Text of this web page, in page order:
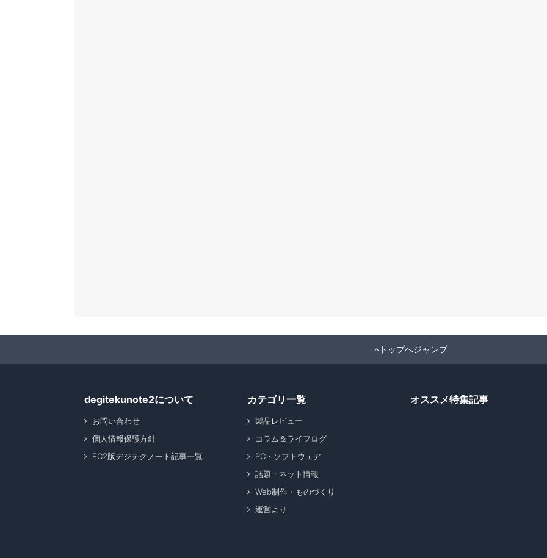
トップへジャンプ
degitekunote2について
お問い合わせ
個人情報保護方針
FC2版デジテクノート記事一覧
カテゴリ一覧
製品レビュー
コラム＆ライフログ
PC・ソフトウェア
話題・ネット情報
Web制作・ものづくり
運営より
オススメ特集記事